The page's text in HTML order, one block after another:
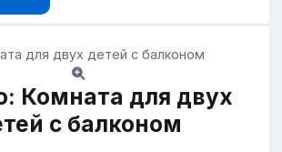
Комната для двух
с балконом